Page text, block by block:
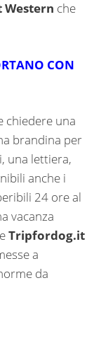
Western che
CON
chiedere una
brandina per
una lettiera,
anche i
24 ore al
vacanza
Tripfordog.it
a
da